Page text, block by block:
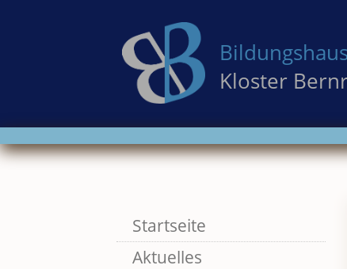
Kloster
Skip
to
content
Startseite
Aktuelles